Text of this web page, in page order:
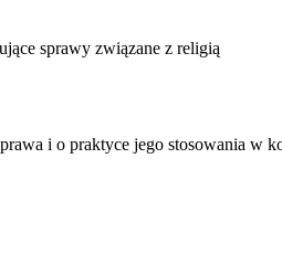
sprawy związane z religią
i o praktyce jego stosowania w